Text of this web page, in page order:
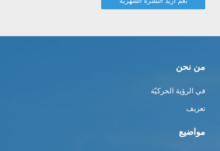
من نحن
في الرؤية الحركيّة
تعريف
مواضيع